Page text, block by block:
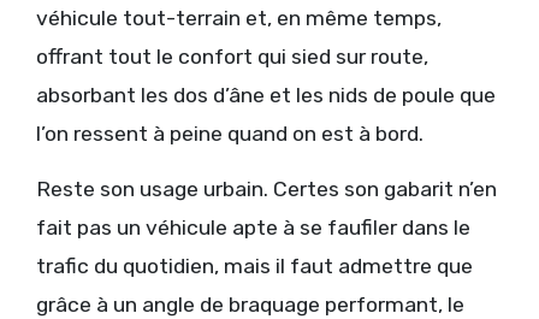
véhicule tout-terrain et, en même temps,
offrant tout le confort qui sied sur route,
absorbant les dos d’âne et les nids de poule que
l’on ressent à peine quand on est à bord.
Reste son usage urbain. Certes son gabarit n’en
fait pas un véhicule apte à se faufiler dans le
trafic du quotidien, mais il faut admettre que
grâce à un angle de braquage performant, le